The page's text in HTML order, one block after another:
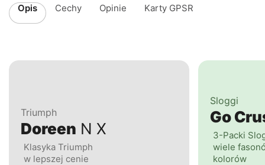
Opis Cechy Opinie Karty GPSR
Triumph
Doreen N X
Klasyka Triumph
w lepszej cenie
Sloggi
Go
3-Packi
wiele
kolorów